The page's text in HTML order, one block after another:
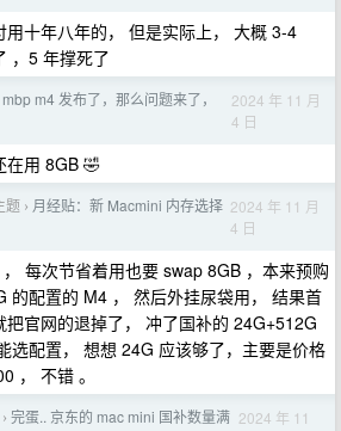
用十年八年的， 但是实际上， 大概 3-4
，5 年撑死了
mbp m4 发布了，那么问题来了，
2024 年 11 月
4 日
在用 8GB 🤣
题 › 月经贴：新 Macmini 内存选择 2024 年 11 月
4 日
每次节省着用也要 swap 8GB ，本来预购
的配置的 M4 ， 然后外挂尿袋用， 结果首
官网的退掉了， 冲了国补的 24G+512G
选配置， 想想 24G 应该够了，主要是价格
， 不错 。
› 完蛋.. 京东的 mac mini 国补数量满 2024 年 11